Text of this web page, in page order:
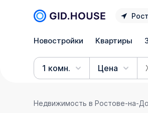
Новостройки Квартиры
1 комн. Цена
Недвижимость в